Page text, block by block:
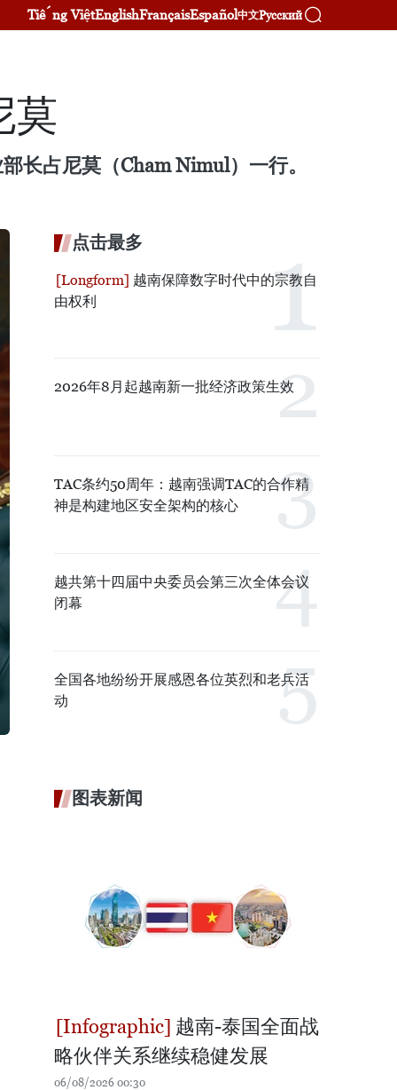
Tiếng ViệtEnglishFrançaisEspañol中文Русский
莫
长占尼莫（Cham Nimul）一行。
点击最多
越南保障数字时代中的宗教自
由权利
2026年8月起越南新一批经济政策生效
TAC条约50周年：越南强调TAC的合作精
神是构建地区安全架构的核心
越共第十四届中央委员会第三次全体会议
闭幕
全国各地纷纷开展感恩各位英烈和老兵活
动
图表新闻
越南-泰国全面战
略伙伴关系继续稳健发展
06/08/2026 00:30